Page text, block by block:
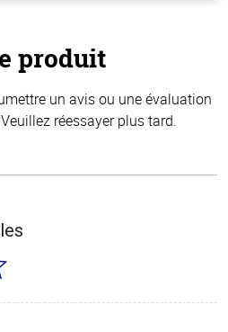
produit
un avis ou une évaluation
réessayer plus tard.